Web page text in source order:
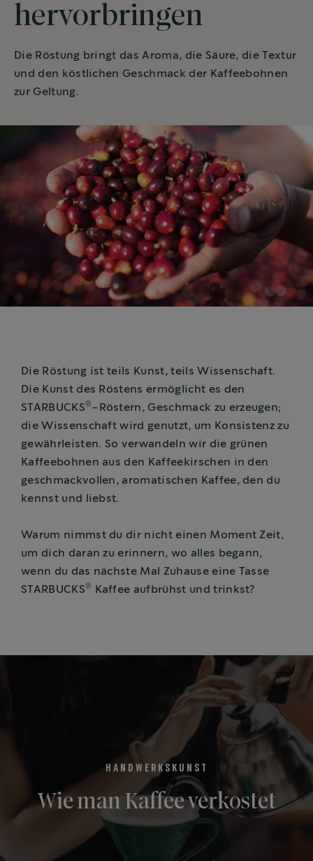
hervorbringen
Die Röstung bringt das Aroma, die Säure, die Textur
und den köstlichen Geschmack der Kaffeebohnen
zur Geltung.
Die Röstung ist teils Kunst, teils Wissenschaft.
Die Kunst des Röstens ermöglicht es den
STARBUCKS® -Röstern, Geschmack zu erzeugen;
die Wissenschaft wird genutzt, um Konsistenz zu
gewährleisten. So verwandeln wir die grünen
Kaffeebohnen aus den Kaffeekirschen in den
geschmackvollen, aromatischen Kaffee, den du
kennst und liebst.
Warum nimmst du dir nicht einen Moment Zeit,
um dich daran zu erinnern, wo alles begann,
wenn du das nächste Mal Zuhause eine Tasse
STARBUCKS® Kaffee aufbrühst und trinkst?
HANDWERKSKUNST
Wie man Kaffee verkostet